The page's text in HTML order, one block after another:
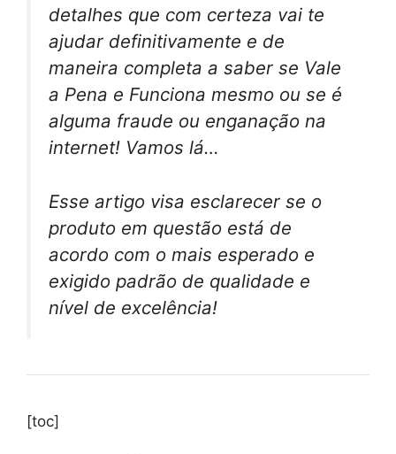
detalhes que com certeza vai te
ajudar definitivamente e de
maneira completa a saber se Vale
a Pena e Funciona mesmo ou se é
alguma fraude ou enganação na
internet! Vamos lá…
Esse artigo visa esclarecer se o
produto em questão está de
acordo com o mais esperado e
exigido padrão de qualidade e
nível de excelência!
[toc]